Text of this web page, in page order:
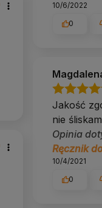
10/6/2022
0
Jakość
nie
Opinia
Ręcznik
10/4/2021
0